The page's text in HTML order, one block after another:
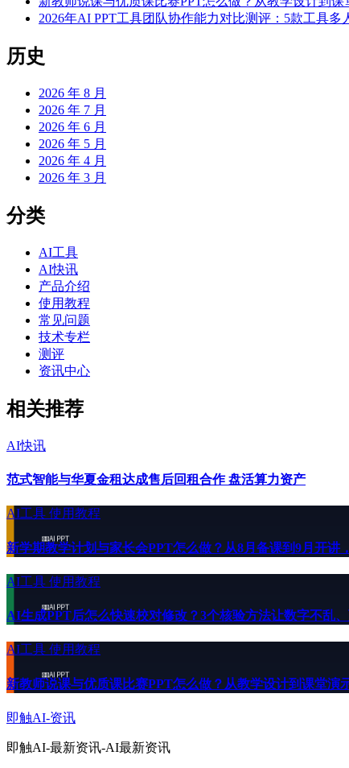
2026年AI PPT工具团队协作能力对比测评：5款工具多
历史
2026 年 8 月
2026 年 7 月
2026 年 6 月
2026 年 5 月
2026 年 4 月
2026 年 3 月
分类
AI工具
AI快讯
产品介绍
使用教程
常见问题
技术专栏
测评
资讯中心
相关推荐
AI快讯
范式智能与华夏金租达成售后回租合作 盘活算力资产
AI工具 使用教程
新学期教学计划与家长会PPT怎么做？从8月备课到9月开讲
AI工具 使用教程
AI生成PPT后怎么快速校对修改？3个核验方法让数字不乱、
AI工具 使用教程
新教师说课与优质课比赛PPT怎么做？从教学设计到课堂演
即触AI-资讯
即触AI-最新资讯-AI最新资讯